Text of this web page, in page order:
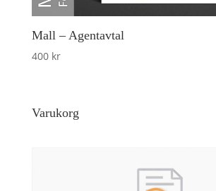
Mall – Agentavtal
400 kr
Varukorg